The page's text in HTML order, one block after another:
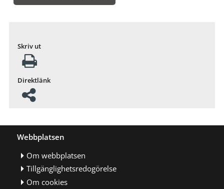
Skriv ut
Direktlänk
Webbplatsen
Om webbplatsen
Tillgänglighetsredogörelse
Om cookies